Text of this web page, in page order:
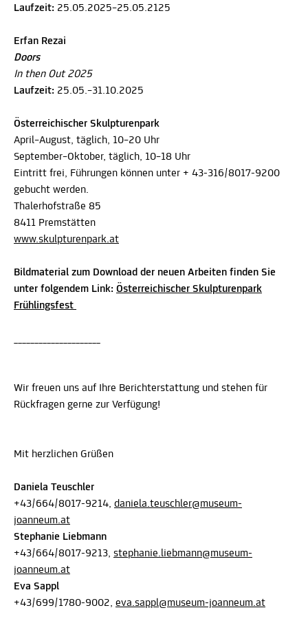
Laufzeit: 25.05.2025–25.05.2125
Erfan Rezai
Doors
In then Out 2025
Laufzeit: 25.05.–31.10.2025
Österreichischer Skulpturenpark
April–August, täglich, 10–20 Uhr
September–Oktober, täglich, 10–18 Uhr
Eintritt frei, Führungen können unter + 43-316/8017-9200
gebucht werden.
Thalerhofstraße 85
8411 Premstätten
www.skulpturenpark.at
Bildmaterial zum Download der neuen Arbeiten finden Sie
unter folgendem Link: Österreichischer Skulpturenpark
Frühlingsfest
Wir freuen uns auf Ihre Berichterstattung und stehen für
Rückfragen gerne zur Verfügung!
Mit herzlichen Grüßen
Daniela Teuschler
+43/664/8017-9214, daniela.teuschler@museum-
joanneum.at
Stephanie Liebmann
+43/664/8017-9213, stephanie.liebmann@museum-
joanneum.at
Eva Sappl
+43/699/1780-9002, eva.sappl@museum-joanneum.at